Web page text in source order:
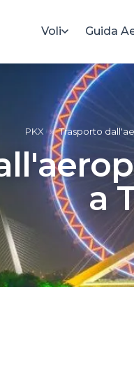
Voli Guida
PKX » Trasporto
a